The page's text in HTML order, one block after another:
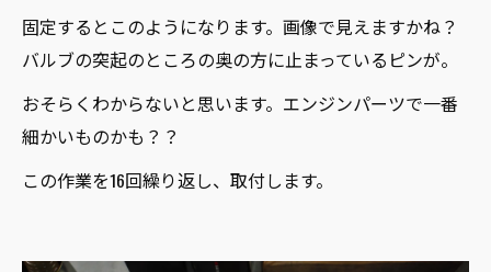
固定するとこのようになります。画像で見えますかね？
バルブの突起のところの奥の方に止まっているピンが。
おそらくわからないと思います。エンジンパーツで一番
細かいものかも？？
この作業を16回繰り返し、取付します。